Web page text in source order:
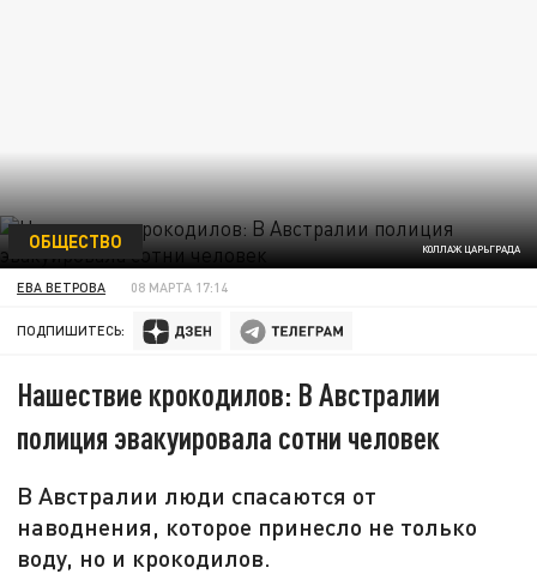
КОЛЛАЖ ЦАРЬГРАДА
ОБЩЕСТВО
ЕВА ВЕТРОВА 08 МАРТА 17:14
ПОДПИШИТЕСЬ:
Нашествие крокодилов: В Австралии
полиция эвакуировала сотни человек
В Австралии люди спасаются от
наводнения, которое принесло не только
воду, но и крокодилов.